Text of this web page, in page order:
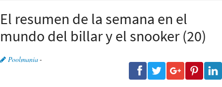
El resumen de la semana en el
mundo del billar y el snooker (20)
Poolmania-